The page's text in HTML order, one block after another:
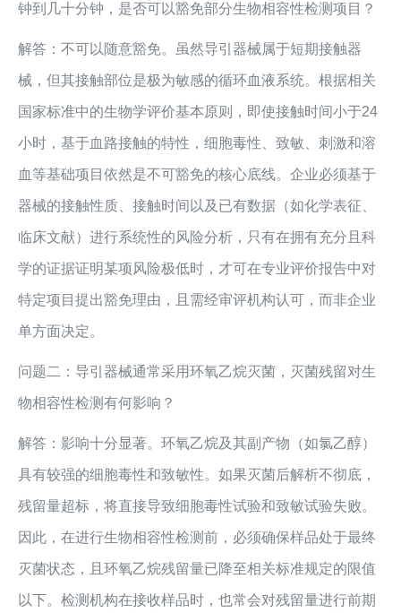
钟到几十分钟，是否可以豁免部分生物相容性检测项目？
解答：不可以随意豁免。虽然导引器械属于短期接触器
械，但其接触部位是极为敏感的循环血液系统。根据相关
国家标准中的生物学评价基本原则，即使接触时间小于24
小时，基于血路接触的特性，细胞毒性、致敏、刺激和溶
血等基础项目依然是不可豁免的核心底线。企业必须基于
器械的接触性质、接触时间以及已有数据（如化学表征、
临床文献）进行系统性的风险分析，只有在拥有充分且科
学的证据证明某项风险极低时，才可在专业评价报告中对
特定项目提出豁免理由，且需经审评机构认可，而非企业
单方面决定。
问题二：导引器械通常采用环氧乙烷灭菌，灭菌残留对生
物相容性检测有何影响？
解答：影响十分显著。环氧乙烷及其副产物（如氯乙醇）
具有较强的细胞毒性和致敏性。如果灭菌后解析不彻底，
残留量超标，将直接导致细胞毒性试验和致敏试验失败。
因此，在进行生物相容性检测前，必须确保样品处于最终
灭菌状态，且环氧乙烷残留量已降至相关标准规定的限值
以下。检测机构在接收样品时，也常会对残留量进行前期